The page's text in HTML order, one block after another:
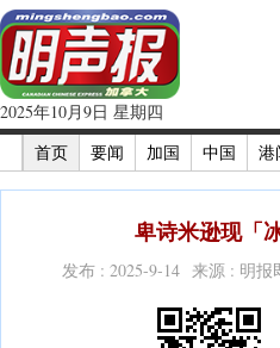
2025年10月9日 星期四
首页
要闻 加国 中国 港
卑诗米逊现「
发布 : 2025-9-14 来源 : 明报